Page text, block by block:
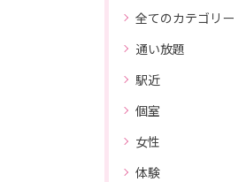
全てのカテゴリー
通い放題
駅近
個室
女性
体験